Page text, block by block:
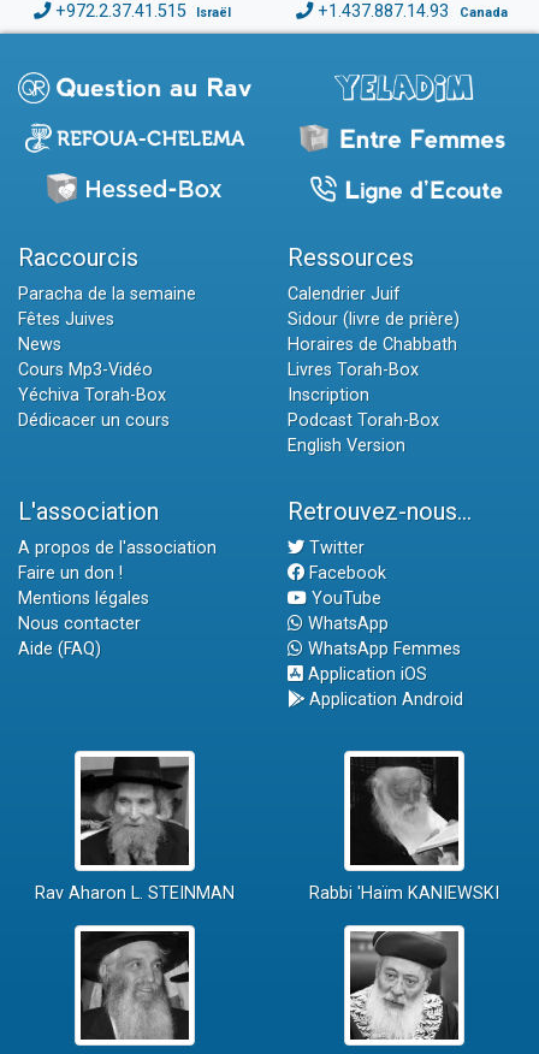
+972.2.37.41.515 Israël +1.437.887.14.93 Canada
Raccourcis
Paracha de la semaine
Fêtes Juives
News
Cours Mp3-Vidéo
Yéchiva Torah-Box
Dédicacer un cours
Ressources
Calendrier Juif
Sidour (livre de prière)
Horaires de Chabbath
Livres Torah-Box
Inscription
Podcast Torah-Box
English Version
L'association
A propos de l'association
Faire un don !
Mentions légales
Nous contacter
Aide (FAQ)
Retrouvez-nous...
Twitter
Facebook
YouTube
WhatsApp
WhatsApp Femmes
Application iOS
Application Android
Rav Aharon L. STEINMAN Rabbi 'Haïm KANIEWSKI